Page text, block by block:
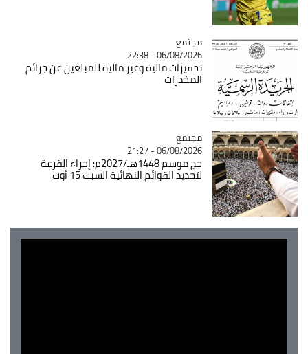
Catégorie
مجتمع
06/08/2026 - 22:38
تحفيزات مالية وغير مالية للمبلغين عن جرائم
المخدرات
Catégorie
مجتمع
06/08/2026 - 21:27
حج موسم 1448هـ/2027م: إجراء القرعة
لتحديد القوائم النهائية السبت 15 أوت